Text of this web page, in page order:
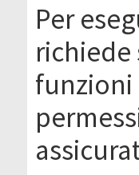
Per
richiede
funzioni